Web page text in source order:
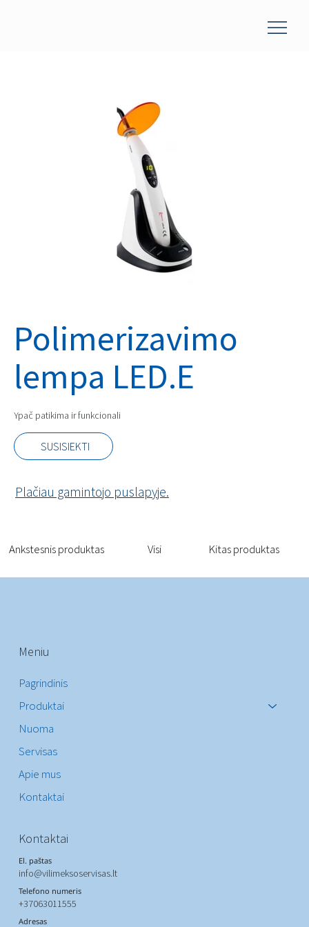
Polimerizavimo
lempa LED.E
Ypač patikima ir funkcionali
SUSISIEKTI
Plačiau gamintojo puslapyje.
Ankstesnis produktas Visi Kitas produktas
Meniu
Pagrindinis
Produktai
Nuoma
Servisas
Apie mus
Kontaktai
Kontaktai
El. paštas
info@vilimeksoservisas.lt
Telefono numeris
+37063011555
Adresas